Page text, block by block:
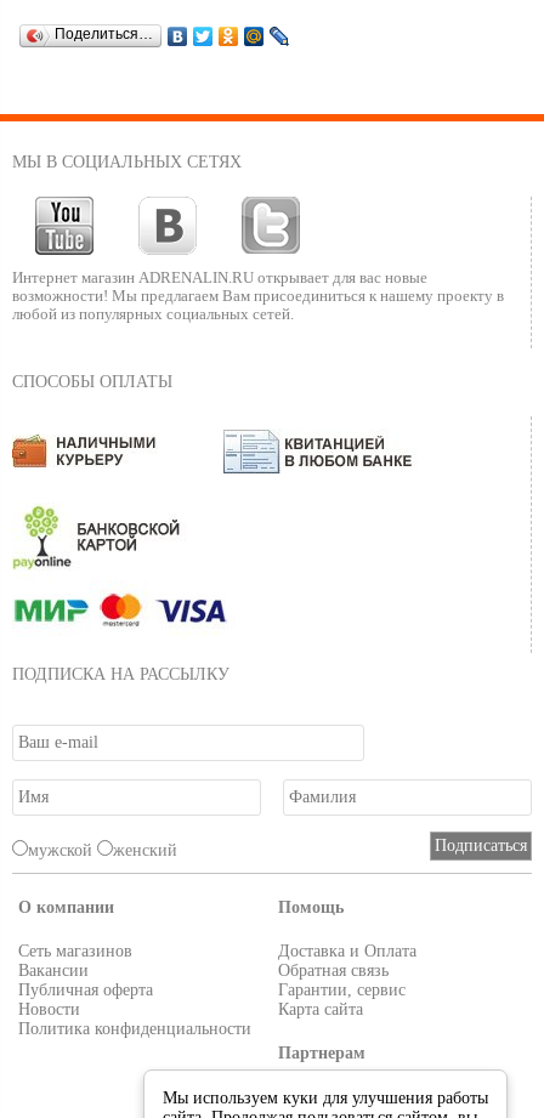
Поделиться…
МЫ В СОЦИАЛЬНЫХ СЕТЯХ
Интернет магазин ADRENALIN.RU открывает для вас новые
возможности! Мы предлагаем Вам присоединиться к нашему проекту в
любой из популярных социальных сетей.
СПОСОБЫ ОПЛАТЫ
ПОДПИСКА НА РАССЫЛКУ
мужской женский
О компании
Сеть магазинов
Вакансии
Публичная оферта
Новости
Политика конфиденциальности
Помощь
Доставка и Оплата
Обратная связь
Гарантии, сервис
Карта сайта
Партнерам
Условия работы
Мы используем куки для улучшения работы